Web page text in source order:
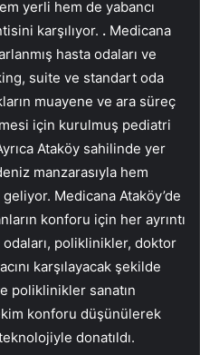
yerli hem de yabancı
karşılıyor. . Medicana
hasta odaları ve
suite ve standart oda
muayene ve ara süreç
için kurulmuş pediatri
Ataköy sahilinde yer
manzarasıyla hem
Medicana Ataköy’de
konforu için her ayrıntı
poliklinikler, doktor
karşılayacak şekilde
poliklinikler sanatın
konforu düşünülerek
donatıldı.